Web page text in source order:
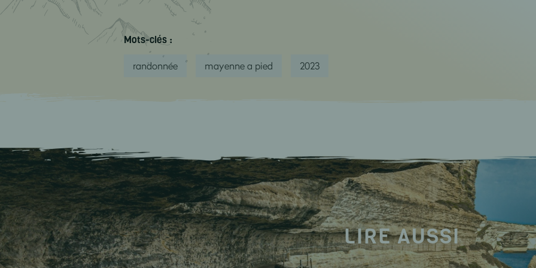
Mots-clés :
randonnée mayenne a pied 2023
LIRE AUSSI